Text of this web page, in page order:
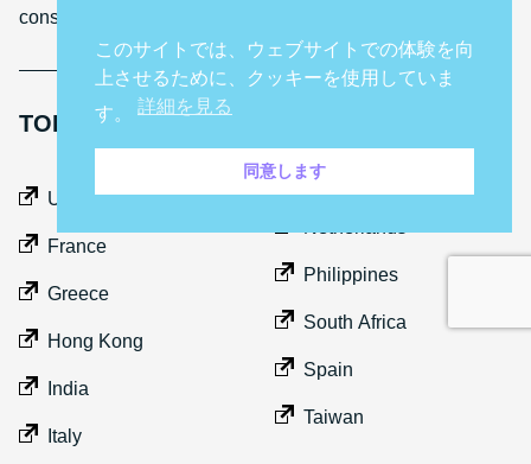
consent
TOP GEAR INTERNATIONAL SITES
UK
France
Greece
Hong Kong
India
Italy
Middle East
Philippines
South Africa
Spain
Taiwan
このサイトでは、ウェブサイトでの体験を向
上させるために、クッキーを使用していま
す。 詳細を見る
同意します